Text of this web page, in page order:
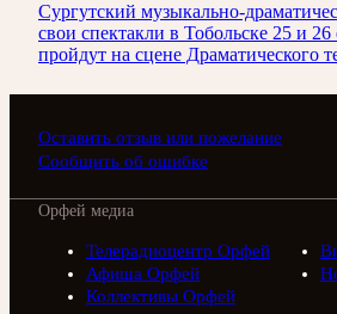
Сургутский музыкально-
свои спектакли в Тобольске 25 и 26
пройдут на сцене Драматического
Оставить отзыв или пожелание
Сообщить об ошибке
Орфей медиа
Телерадиоцентр Орфей
Афиша Орфей
Коллективы Орфей